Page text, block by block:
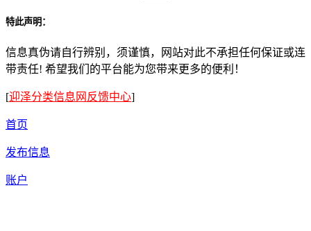
特此声明：
信息真伪请自行辨别，须谨慎，网站对此不承担任何保证或连
带责任! 希望我们的平台能为您带来更多的便利！
[迎泽分类信息网反馈中心]
首页
发布信息
账户